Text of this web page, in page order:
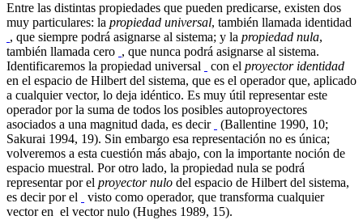
Entre las distintas propiedades que pueden predicarse, existen dos
muy particulares: la propiedad universal, también llamada identidad
, que siempre podrá asignarse al sistema; y la propiedad nula,
también llamada cero , que nunca podrá asignarse al sistema.
Identificaremos la propiedad universal
con el proyector identidad
en el espacio de Hilbert del sistema, que es el operador que, aplicado
a cualquier vector, lo deja idéntico. Es muy útil representar este
operador por la suma de todos los posibles autoproyectores
asociados a una magnitud dada, es decir
(Ballentine 1990, 10;
Sakurai 1994, 19). Sin embargo esa representación no es única;
volveremos a esta cuestión más abajo, con la importante noción de
espacio muestral. Por otro lado, la propiedad nula se podrá
representar por el proyector nulo del espacio de Hilbert del sistema,
es decir por el
visto como operador, que transforma cualquier
vector en el vector nulo (Hughes 1989, 15).